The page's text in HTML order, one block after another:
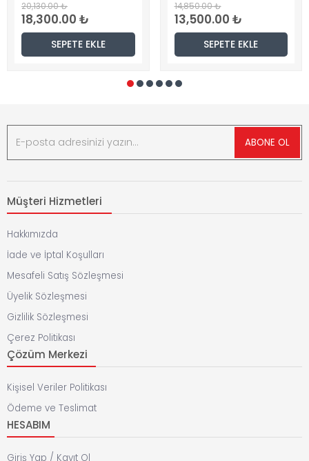
20,130.00 ₺
18,300.00 ₺
SEPETE EKLE
14,850.00 ₺
13,500.00 ₺
SEPETE EKLE
ABONE OL
Müşteri Hizmetleri
Hakkımızda
İade ve İptal Koşulları
Mesafeli Satış Sözleşmesi
Üyelik Sözleşmesi
Gizlilik Sözleşmesi
Çerez Politikası
Çözüm Merkezi
Kişisel Veriler Politikası
Ödeme ve Teslimat
HESABIM
Giriş Yap / Kayıt Ol